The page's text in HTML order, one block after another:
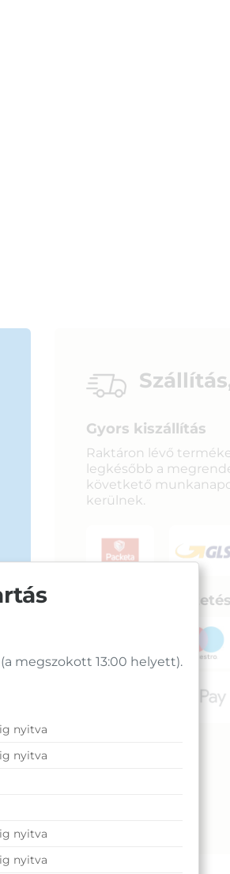
Gyors kiszállítás
Raktáron lévő
legkésőbb a
követkető
kerülnek.
Biztonságos fizetés
megszokott 13:00 helyett).
nyitva
nyitva
nyitva
nyitva